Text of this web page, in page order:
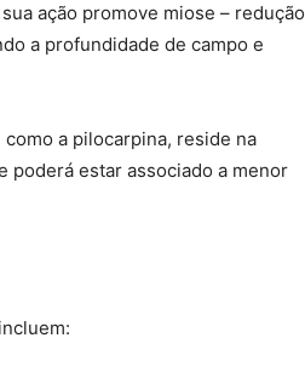
ação promove miose – redução
a profundidade de campo e
a pilocarpina, reside na
poderá estar associado a menor